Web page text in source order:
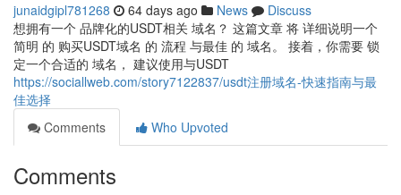
junaidgipl781268 64 days ago News
Discuss
想拥有一个 品牌化的USDT相关 域名？ 这篇文章 将 详细说明一个
简明 的 购买USDT域名 的 流程 与最佳 的 域名。 接着，你需要 锁
定一个合适的 域名， 建议使用与USDT
https://sociallweb.com/story7122837/usdt注册域名-快速指南与最
佳选择
Comments
Who Upvoted
Comments